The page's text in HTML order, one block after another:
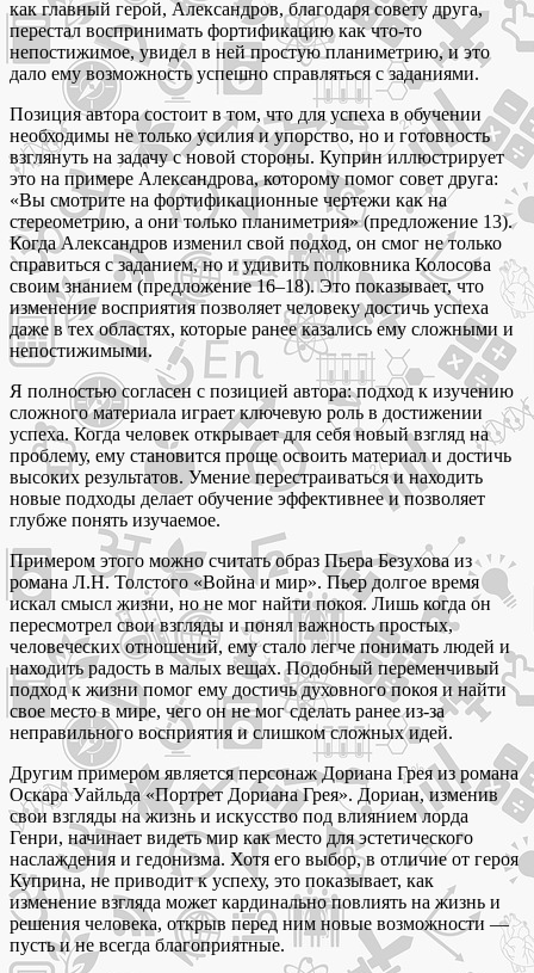
как главный герой, Александров, благодаря совету друга,
перестал воспринимать фортификацию как что-то
непостижимое, увидел в ней простую планиметрию, и это
дало ему возможность успешно справляться с заданиями.
Позиция автора состоит в том, что для успеха в обучении
необходимы не только усилия и упорство, но и готовность
взглянуть на задачу с новой стороны. Куприн иллюстрирует
это на примере Александрова, которому помог совет друга:
«Вы смотрите на фортификационные чертежи как на
стереометрию, а они только планиметрия» (предложение 13).
Когда Александров изменил свой подход, он смог не только
справиться с заданием, но и удивить полковника Колосова
своим знанием (предложение 16–18). Это показывает, что
изменение восприятия позволяет человеку достичь успеха
даже в тех областях, которые ранее казались ему сложными и
непостижимыми.
Я полностью согласен с позицией автора: подход к изучению
сложного материала играет ключевую роль в достижении
успеха. Когда человек открывает для себя новый взгляд на
проблему, ему становится проще освоить материал и достичь
высоких результатов. Умение перестраиваться и находить
новые подходы делает обучение эффективнее и позволяет
глубже понять изучаемое.
Примером этого можно считать образ Пьера Безухова из
романа Л.Н. Толстого «Война и мир». Пьер долгое время
искал смысл жизни, но не мог найти покоя. Лишь когда он
пересмотрел свои взгляды и понял важность простых,
человеческих отношений, ему стало легче понимать людей и
находить радость в малых вещах. Подобный переменчивый
подход к жизни помог ему достичь духовного покоя и найти
свое место в мире, чего он не мог сделать ранее из-за
неправильного восприятия и слишком сложных идей.
Другим примером является персонаж Дориана Грея из романа
Оскара Уайльда «Портрет Дориана Грея». Дориан, изменив
свои взгляды на жизнь и искусство под влиянием лорда
Генри, начинает видеть мир как место для эстетического
наслаждения и гедонизма. Хотя его выбор, в отличие от героя
Куприна, не приводит к успеху, это показывает, как
изменение взгляда может кардинально повлиять на жизнь и
решения человека, открыв перед ним новые возможности —
пусть и не всегда благоприятные.